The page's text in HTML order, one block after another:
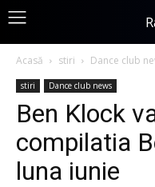
Acasă stiri Dance club
stiri Dance club news
Ben Klock
compilatia
luna iunie